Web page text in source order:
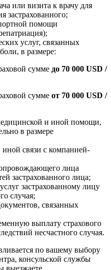
или визита к врачу для
застрахованного;
помощи
услуг, связанных
в размере:
сумме до 70 000 USD /
сумме от 70 000 USD /
и иной помощи,
в размере
связи с компанией-
лица
застрахованного лица;
застрахованному лицу
случая;
связанных
выплату страхового
несчастного случая.
по вашему выбору
консульской службы
выезжаете.